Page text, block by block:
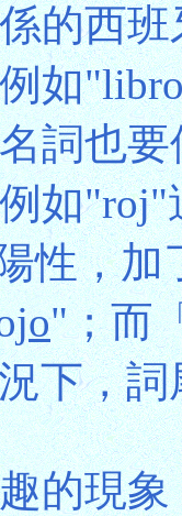
的西
如
詞也
如
性，加
o"；而
下，
的現